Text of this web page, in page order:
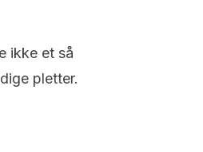
ikke et så
pletter.